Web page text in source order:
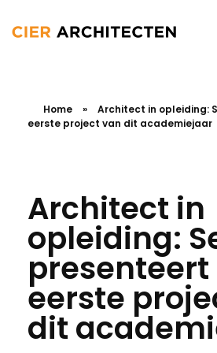
Home »
Architect in opleiding:
eerste project van dit academiejaar
Architect in
opleiding:
presenteert
eerste
dit